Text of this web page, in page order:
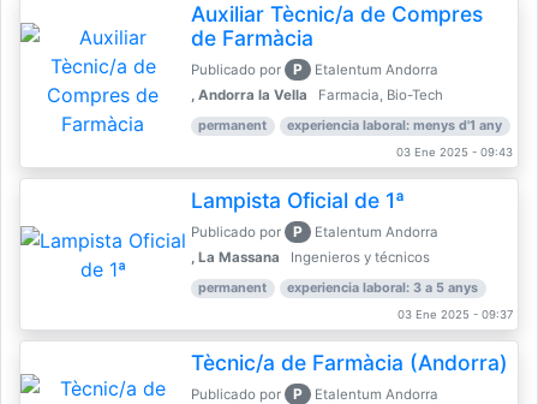
Auxiliar Tècnic/a de Compres
de Farmàcia
Publicado por P
Etalentum Andorra
, Andorra la Vella
Farmacia, Bio-Tech
permanent experiencia laboral: menys d'1 any
03 Ene 2025 - 09:43
Lampista Oficial de 1ª
Publicado por P
Etalentum Andorra
, La Massana
Ingenieros y técnicos
permanent experiencia laboral: 3 a 5 anys
03 Ene 2025 - 09:37
Tècnic/a de Farmàcia (Andorra)
Publicado por P
Etalentum Andorra